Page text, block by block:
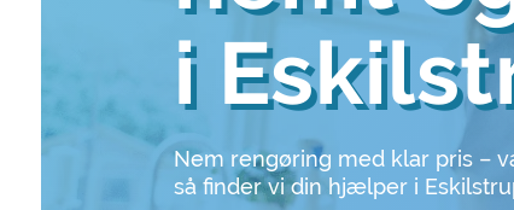
i
Nem rengøring med klar pris –
så finder vi din hjælper i